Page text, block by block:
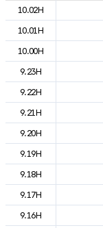
도시별 기상실황표로
10.02H
10.01H
10.00H
9.23H
9.22H
9.21H
9.20H
9.19H
9.18H
9.17H
9.16H